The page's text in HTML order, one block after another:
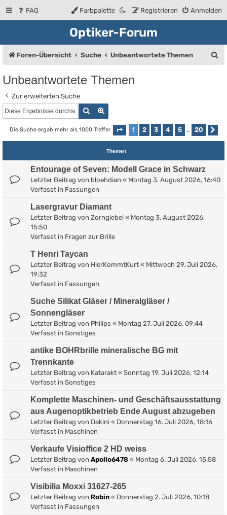
FAQ Anmelden
Registrieren
Farbpalette
Optiker-Forum
Foren-Übersicht Suche Unbeantwortete Themen
Unbeantwortete Themen
Zur erweiterten Suche
Suche
Die Suche ergab mehr als 1000 Treffer Seite 1von 20
1 2 3 4 5 … 20
Themen
Entourage of Seven: Modell Grace in Schwarz
Letzter Beitrag von bloehdian « Montag 3. August 2026, 16:40
Verfasst in Fassungen
Lasergravur Diamant
Letzter Beitrag von Zorngiebel « Montag 3. August 2026,
15:50
Verfasst in Fragen zur Brille
T Henri Taycan
Letzter Beitrag von HierKommtKurt « Mittwoch 29. Juli 2026,
19:32
Verfasst in Fassungen
Suche Silikat Gläser / Mineralgläser /
Sonnengläser
Letzter Beitrag von Philips « Montag 27. Juli 2026, 09:44
Verfasst in Sonstiges
antike BOHRbrille mineralische BG mit
Trennkante
Letzter Beitrag von Katarakt « Sonntag 19. Juli 2026, 12:14
Verfasst in Sonstiges
Komplette Maschinen- und Geschäftsausstattung
aus Augenoptikbetrieb Ende August abzugeben
Letzter Beitrag von Dakini « Donnerstag 16. Juli 2026, 18:16
Verfasst in Maschinen
Verkaufe Visioffice 2 HD weiss
Letzter Beitrag von Apollo6478 « Montag 6. Juli 2026, 15:58
Verfasst in Maschinen
Visibilia Moxxi 31627-265
Letzter Beitrag von Robin « Donnerstag 2. Juli 2026, 10:18
Verfasst in Fassungen